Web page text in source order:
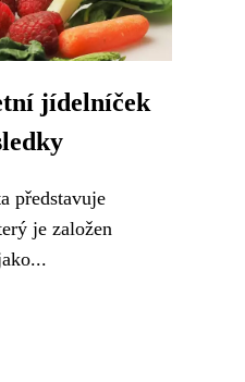
jídelníček
představuje
je založen